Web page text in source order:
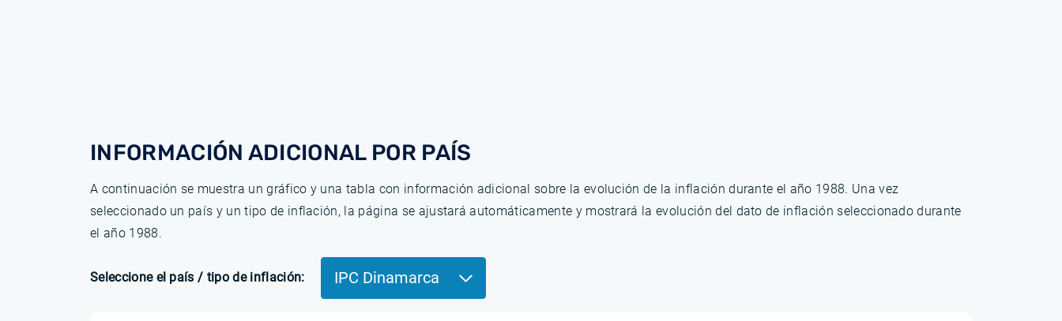
INFORMACIÓN ADICIONAL POR PAÍS
A continuación se muestra un gráfico y una tabla con información adicional sobre la evolución de la inflación durante el año 1988. Una vez
seleccionado un país y un tipo de inflación, la página se ajustará automáticamente y mostrará la evolución del dato de inflación seleccionado durante
el año 1988.
Seleccione el país / tipo de inflación: IPC Dinamarca